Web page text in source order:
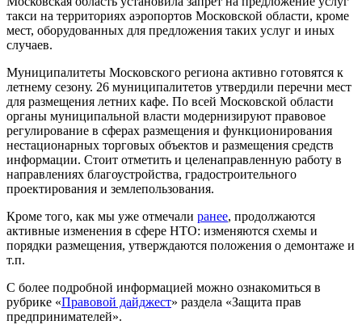
такси на территориях аэропортов Московской области, кроме
мест, оборудованных для предложения таких услуг и иных
случаев.
Муниципалитеты Московского региона активно готовятся к
летнему сезону. 26 муниципалитетов утвердили перечни мест
для размещения летних кафе. По всей Московской области
органы муниципальной власти модернизируют правовое
регулирование в сферах размещения и функционирования
нестационарных торговых объектов и размещения средств
информации. Стоит отметить и целенаправленную работу в
направлениях благоустройства, градостроительного
проектирования и землепользования.
Кроме того, как мы уже отмечали ранее, продолжаются
активные изменения в сфере НТО: изменяются схемы и
порядки размещения, утверждаются положения о демонтаже и
т.п.
С более подробной информацией можно ознакомиться в
рубрике «Правовой дайджест» раздела «Защита прав
предпринимателей».